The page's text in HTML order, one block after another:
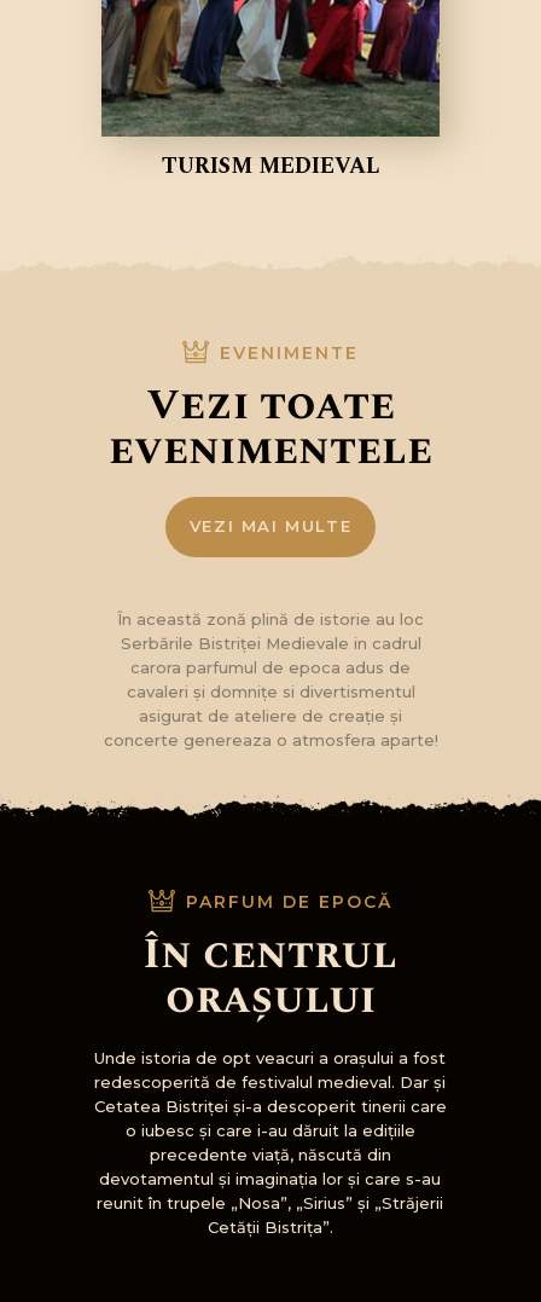
TURISM MEDIEVAL
EVENIMENTE
Vezi toate
evenimentele
VEZI MAI MULTE
În această zonă plină de istorie au loc
Serbările Bistriței Medievale in cadrul
carora parfumul de epoca adus de
cavaleri și domnițe si divertismentul
asigurat de ateliere de creație și
concerte genereaza o atmosfera aparte!
PARFUM DE EPOCĂ
În centrul
orașului
Unde istoria de opt veacuri a oraşului a fost
redescoperită de festivalul medieval. Dar şi
Cetatea Bistriţei şi-a descoperit tinerii care
o iubesc şi care i-au dăruit la ediţiile
precedente viaţă, născută din
devotamentul şi imaginaţia lor şi care s-au
reunit în trupele „Nosa”, „Sirius” şi „Străjerii
Cetăţii Bistriţa”.